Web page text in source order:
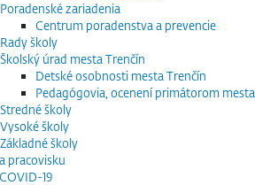
Poradenské zariadenia
Centrum poradenstva a prevencie
Rady školy
Školský úrad mesta Trenčín
Detské osobnosti mesta Trenčín
Pedagógovia, ocenení primátorom mesta
Stredné školy
Vysoké školy
Základné školy
pracovisku
19